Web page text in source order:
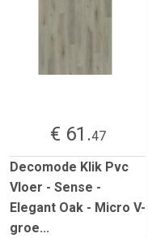
€ 61.47
Decomode Klik Pvc
Vloer - Sense -
Elegant Oak - Micro V-
groe...